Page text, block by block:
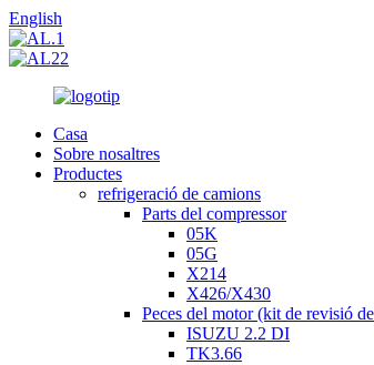
English
Casa
Sobre nosaltres
Productes
refrigeració de camions
Parts del compressor
05K
05G
X214
X426/X430
Peces del motor (kit de revisió
ISUZU 2.2 DI
TK3.66